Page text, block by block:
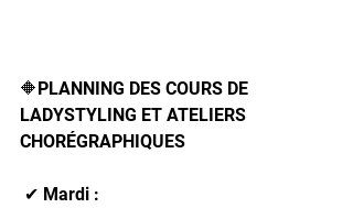
🔶️PLANNING DES COURS DE
LADYSTYLING ET ATELIERS
CHORÉGRAPHIQUES
✔ Mardi :